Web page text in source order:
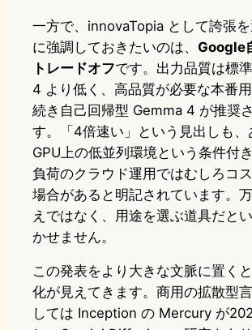
一方で、innovaTopia として誇張
に強調しておきたいのは、 Google
トレードオフです。出力品質は標
4 より低く、高品質が必要な本番
続き自己回帰型 Gemma 4 が推奨
す。「4倍速い」という見出しも、
GPU上の低並列環境という条件付
負荷のクラウド運用ではむしろコ
場合があると明記されています。
えではなく、用途を選ぶ道具だと
かせません。
この発表をより大きな文脈に置く
化が見えてきます。商用の拡散型
しては Inception の Mercury が